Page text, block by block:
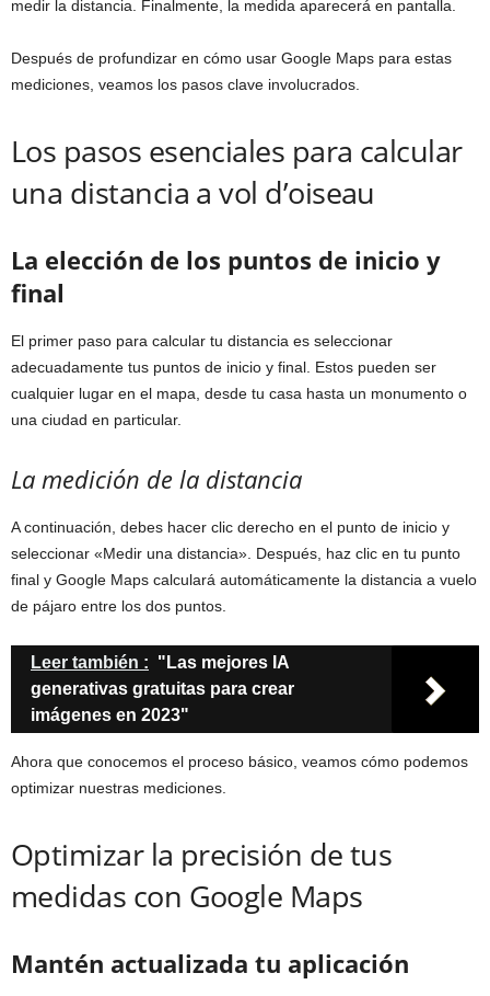
medir la distancia. Finalmente, la medida aparecerá en pantalla.
Después de profundizar en cómo usar Google Maps para estas
mediciones, veamos los pasos clave involucrados.
Los pasos esenciales para calcular
una distancia a vol d’oiseau
La elección de los puntos de inicio y
final
El primer paso para calcular tu distancia es seleccionar
adecuadamente tus puntos de inicio y final. Estos pueden ser
cualquier lugar en el mapa, desde tu casa hasta un monumento o
una ciudad en particular.
La medición de la distancia
A continuación, debes hacer clic derecho en el punto de inicio y
seleccionar «Medir una distancia». Después, haz clic en tu punto
final y Google Maps calculará automáticamente la distancia a vuelo
de pájaro entre los dos puntos.
Leer también : "Las mejores IA
generativas gratuitas para crear
imágenes en 2023"
Ahora que conocemos el proceso básico, veamos cómo podemos
optimizar nuestras mediciones.
Optimizar la precisión de tus
medidas con Google Maps
Mantén actualizada tu aplicación